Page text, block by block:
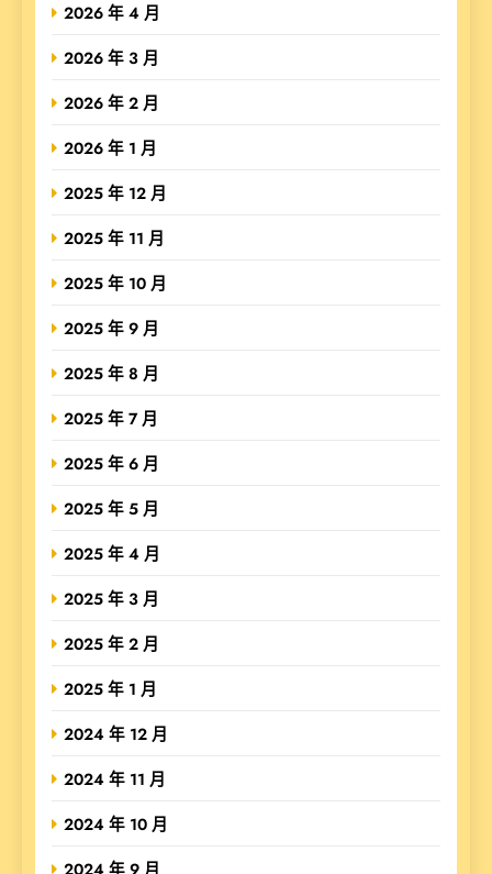
2026 年 4 月
2026 年 3 月
2026 年 2 月
2026 年 1 月
2025 年 12 月
2025 年 11 月
2025 年 10 月
2025 年 9 月
2025 年 8 月
2025 年 7 月
2025 年 6 月
2025 年 5 月
2025 年 4 月
2025 年 3 月
2025 年 2 月
2025 年 1 月
2024 年 12 月
2024 年 11 月
2024 年 10 月
2024 年 9 月